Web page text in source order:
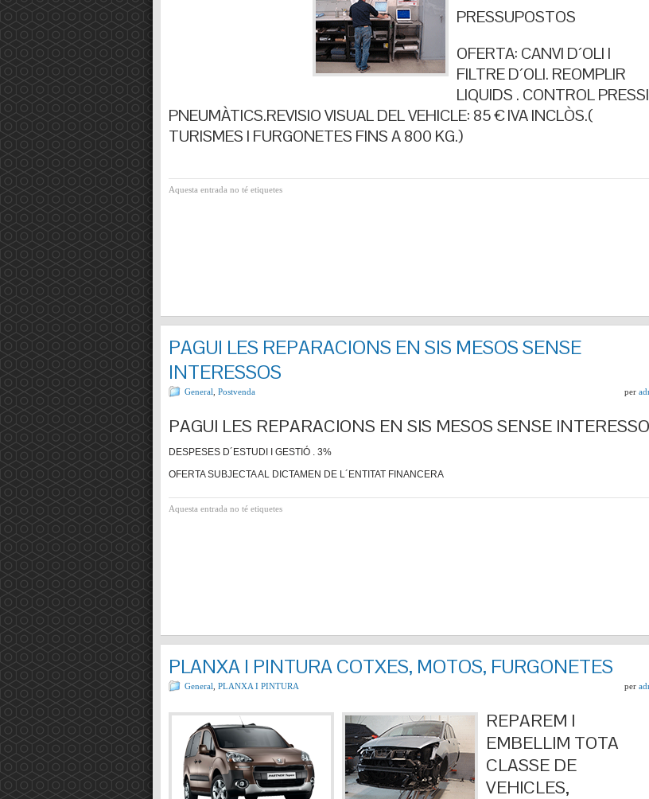
PRESSUPOSTOS
OFERTA: CANVI D´OLI I
FILTRE D´OLI. REOMPLIR
LIQUIDS . CONTROL
PNEUMÀTICS.REVISIO VISUAL DEL VEHICLE: 85 € IVA INCLÒS.(
TURISMES I FURGONETES FINS A 800 KG.)
Aquesta entrada no té etiquetes
PAGUI LES REPARACIONS EN SIS MESOS SENSE
INTERESSOS
General Postvenda per
PAGUI LES REPARACIONS EN SIS MESOS SENSE
DESPESES D´ESTUDI I GESTIÓ . 3%
OFERTA SUBJECTA AL DICTAMEN DE L´ENTITAT FINANCERA
Aquesta entrada no té etiquetes
PLANXA I PINTURA COTXES, MOTOS, FURGONETES
General PLANXA I PINTURA per
REPAREM I
EMBELLIM TOTA
CLASSE DE
VEHICLES,